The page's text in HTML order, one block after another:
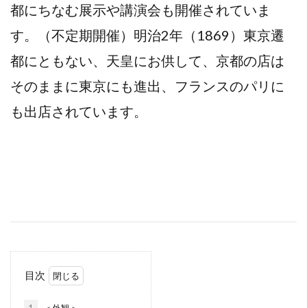
都にちなむ展示や講演会も開催されていま
す。（不定期開催）明治2年（1869）東京遷
都にともない、天皇にお供して、京都の店は
そのままに東京にも進出、フランスのパリに
も出店されています。
目次